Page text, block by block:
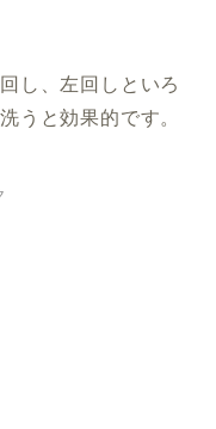
し、左回しといろ
うと効果的です。